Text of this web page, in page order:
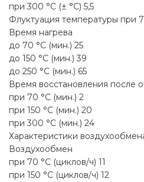
при 300 °C (± °C) 5,5
Флуктуация температуры при
Время нагрева
до 70 °C (мин.) 25
до 150 °C (мин.) 39
до 250 °C (мин.) 65
Время восстановления после
при 70 °C (мин.) 2
при 150 °C (мин.) 20
при 300 °C (мин.) 24
Характеристики
Воздухообмен
при 70 °C (циклов/ч) 11
при 150 °C (циклов/ч) 12